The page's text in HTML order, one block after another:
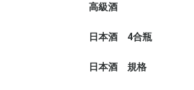
高級酒
日本酒 4合瓶
日本酒 規格